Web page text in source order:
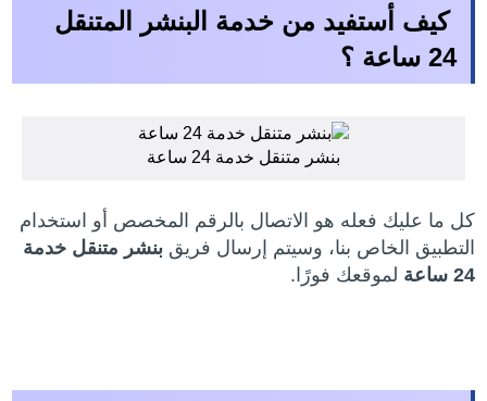
كيف أستفيد من خدمة البنشر المتنقل
24 ساعة ؟
بنشر متنقل خدمة 24 ساعة
كل ما عليك فعله هو الاتصال بالرقم المخصص أو استخدام
التطبيق الخاص بنا، وسيتم إرسال فريقبنشر متنقل خدمة
24 ساعة
لموقعك فورًا.